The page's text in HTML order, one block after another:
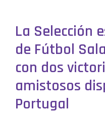
La Selección
de Fútbol
con dos
amistosos
Portugal